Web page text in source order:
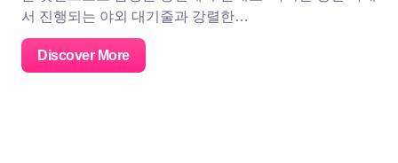
서 진행되는 야외 대기줄과 강렬한…
Discover More